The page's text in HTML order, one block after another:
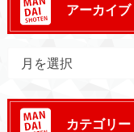
アーカイブ
カテゴリー